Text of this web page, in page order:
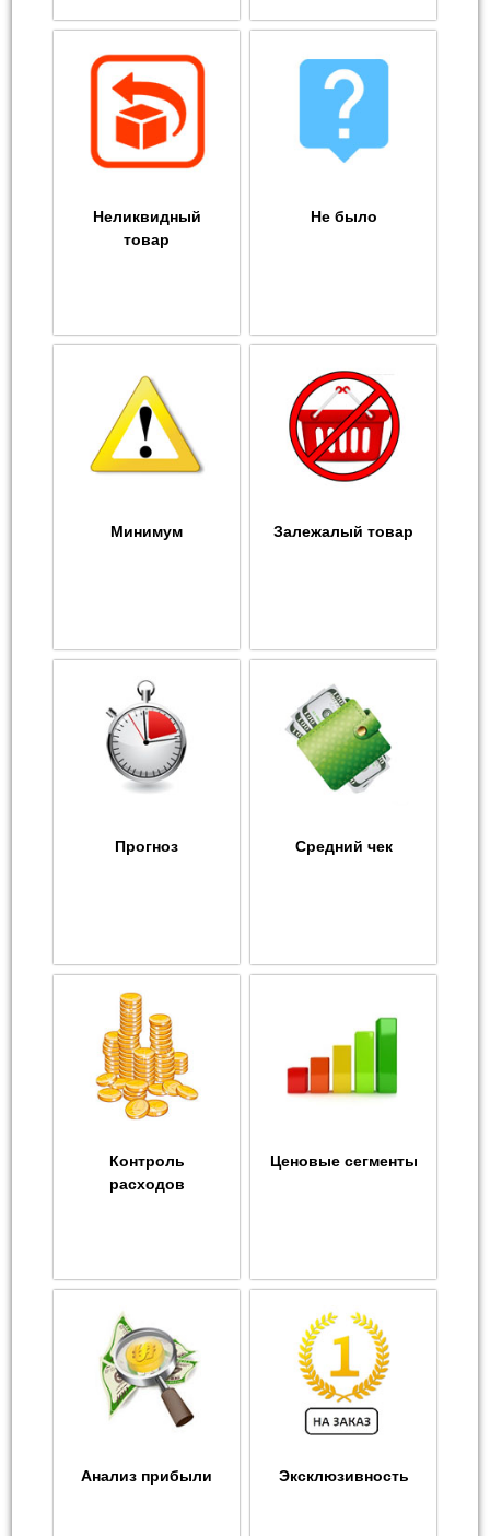
Неликвидный
товар
Не было
Минимум Залежалый товар
Прогноз Средний чек
Контроль
расходов
Ценовые сегменты
Анализ прибыли Эксклюзивность